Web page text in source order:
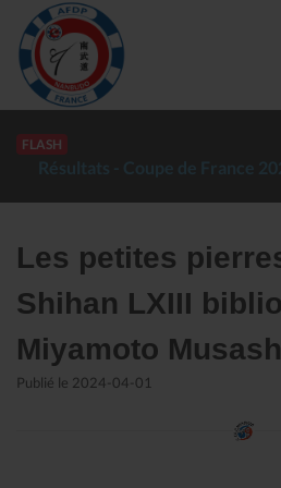
FLASH
Résultats coupe du Sud d'hiver
Les petites
Shihan LXIII
Miyamoto
Publié le 2024-04-01